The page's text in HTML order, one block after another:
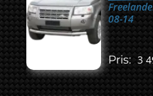
08-14
Pris: 3